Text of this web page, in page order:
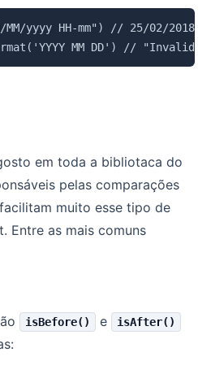
yyyy HH-mm") // 25/02/2018
Copiar
em toda a bibliotaca do
pelas comparações
muito esse tipo de
Entre as mais comuns
isBefore() e isAfter()